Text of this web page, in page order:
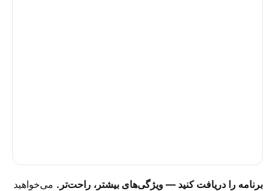
برنامه را دریافت کنید — ویژگی‌های بیشتر، راحت‌تر. می‌خواهید